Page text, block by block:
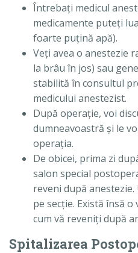
Întrebaţi medicul
medicamente puteţi
foarte puţină apă).
Veţi avea o anestezie
la brâu în jos) sau
stabilită în consultul
medicului anestezist.
După operaţie, voi
dumneavoastră şi le
operaţia.
De obicei, prima zi
salon special
reveni după
pe secţie. Există însă
cum vă reveniţi după
Spitalizarea